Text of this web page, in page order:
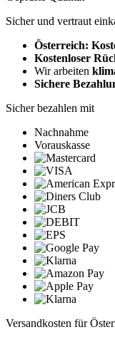
Sicher und vertraut
Österreich:
Kostenloser
Wir arbeiten
Sichere
Sicher bezahlen mit
Nachnahme
Vorauskasse
Versandkosten für